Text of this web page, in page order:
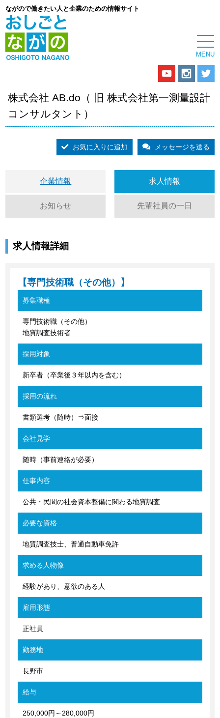
ながので働きたい人と企業のための情報サイト
株式会社 AB.do（ 旧 株式会社第一測量設計
コンサルタント）
お気に入りに追加 メッセージを送る
企業情報 求人情報
お知らせ 先輩社員の一日
求人情報詳細
【専門技術職（その他）】
募集職種
専門技術職（その他）
地質調査技術者
採用対象
新卒者（卒業後３年以内を含む）
採用の流れ
書類選考（随時）⇒面接
会社見学
随時（事前連絡が必要）
仕事内容
公共・民間の社会資本整備に関わる地質調査
必要な資格
地質調査技士、普通自動車免許
求める人物像
経験があり、意欲のある人
雇用形態
正社員
勤務地
長野市
給与
250,000円～280,000円